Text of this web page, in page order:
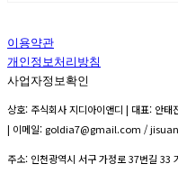
이용약관
개인정보처리방침
사업자정보확인
상호: 주식회사 지디아이앤디 | 대표: 안
| 이메일: goldia7@gmail.com /
주소: 인천광역시 서구 가정로 37번길 33